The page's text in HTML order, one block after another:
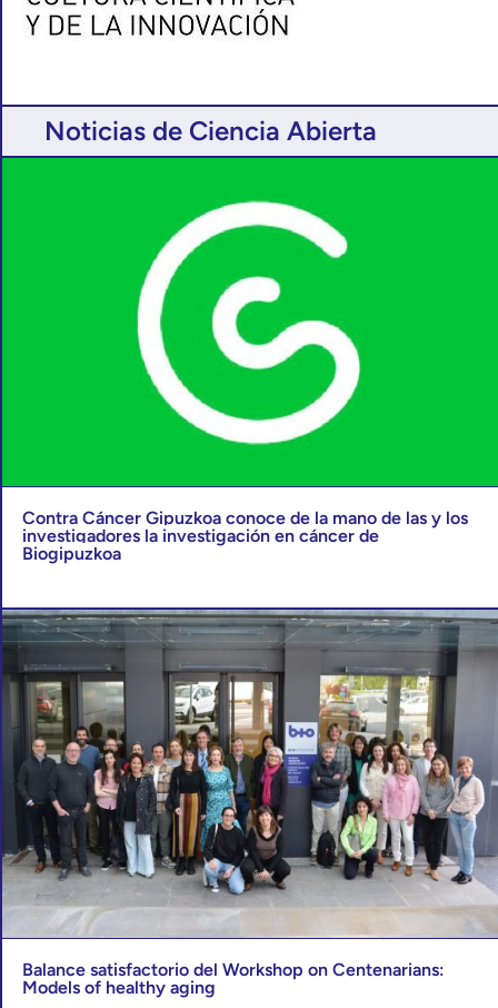
Noticias de Ciencia Abierta
Contra Cáncer Gipuzkoa conoce de la mano de las y los
investigadores la investigación en cáncer de
Biogipuzkoa
Balance satisfactorio del Workshop on Centenarians:
Models of healthy aging